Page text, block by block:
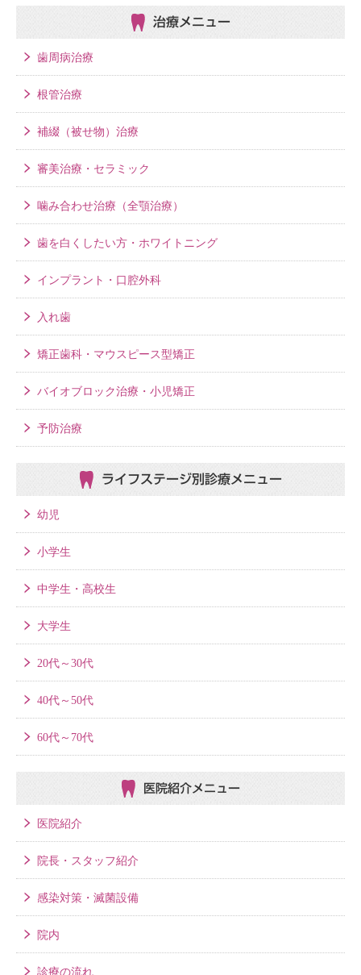
治療メニュー
歯周病治療
根管治療
補綴（被せ物）治療
審美治療・セラミック
噛み合わせ治療（全顎治療）
歯を白くしたい方・ホワイトニング
インプラント・口腔外科
入れ歯
矯正歯科・マウスピース型矯正
バイオブロック治療・小児矯正
予防治療
ライフステージ別 診療メニュー
幼児
小学生
中学生・高校生
大学生
20代～30代
40代～50代
60代～70代
医院紹介メニュー
医院紹介
院長・スタッフ紹介
感染対策・滅菌設備
院内
診療の流れ